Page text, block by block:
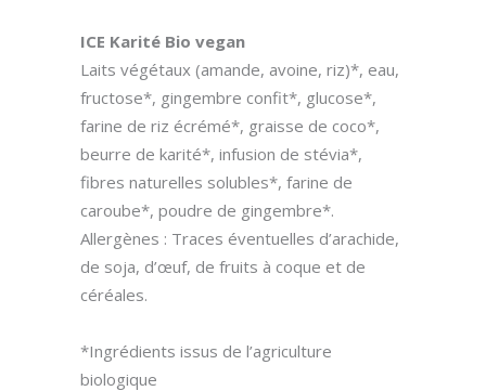
ICE Karité Bio vegan
Laits végétaux (amande, avoine, riz)*, eau,
fructose*, gingembre confit*, glucose*,
farine de riz écrémé*, graisse de coco*,
beurre de karité*, infusion de stévia*,
fibres naturelles solubles*, farine de
caroube*, poudre de gingembre*.
Allergènes : Traces éventuelles d’arachide,
de soja, d’œuf, de fruits à coque et de
céréales.
*Ingrédients issus de l’agriculture
biologique